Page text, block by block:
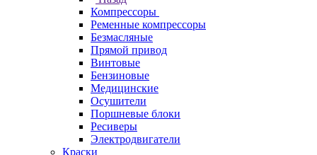
Компрессоры
Ременные компрессоры
Безмасляные
Прямой привод
Винтовые
Бензиновые
Медицинские
Осушители
Поршневые блоки
Ресиверы
Электродвигатели
Краски